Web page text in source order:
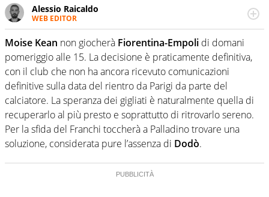
Alessio Raicaldo
WEB EDITOR
Un figlio che si chiama Diego e la tesi di laurea sugli stadi
di proprietà in Italia. Il calcio quale filo conduttore
irrinunciabile tra passione e professione. Per Virgilio
Sport indaga, approfondisce e scandaglia l'universo
mondo dello sport per antonomasia
Moise Kean non giocherà Fiorentina-Empoli di domani
pomeriggio alle 15. La decisione è praticamente definitiva,
con il club che non ha ancora ricevuto comunicazioni
definitive sulla data del rientro da Parigi da parte del
calciatore. La speranza dei gigliati è naturalmente quella di
recuperarlo al più presto e soprattutto di ritrovarlo sereno.
Per la sfida del Franchi toccherà a Palladino trovare una
soluzione, considerata pure l’assenza di Dodò.